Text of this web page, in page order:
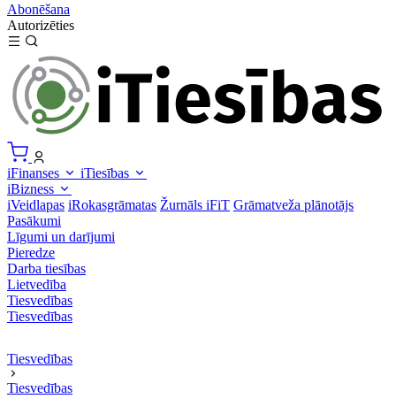
Abonēšana
Autorizēties
iFinanses
iTiesības
iBizness
iVeidlapas iRokasgrāmatas Žurnāls iFiT Grāmatveža plānotājs
Pasākumi
Līgumi un darījumi
Pieredze
Darba tiesības
Lietvedība
Tiesvedības
Tiesvedības
Tiesvedības
Tiesvedības